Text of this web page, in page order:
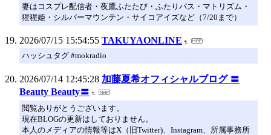
妻はコスプレ配信者・夜鷹ふたたび・ふたりバス・マトリズム・
猩猩姫・シルバーマウンテン・サイコアイズなど（7/20まで）
2026/07/15 15:54:55 TAKUYAONLINE
ハッシュタグ #mokradio
2026/07/14 12:45:28 加藤夏希オフィシャルブログ 〓
Beauty Beauty〓
閲覧ありがとうございます。
現在BLOGの更新はしておりません。
本人のメディアの情報等はX（旧Twitter)、Instagram、所属事務所